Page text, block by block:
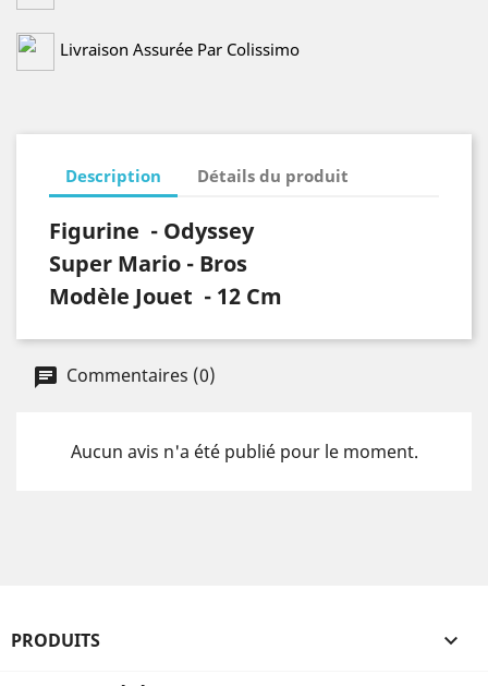
Livraison Assurée Par Colissimo
Description Détails du produit
Figurine - Odyssey
Super Mario - Bros
Modèle Jouet - 12 Cm
Commentaires (0)
Aucun avis n'a été publié pour le moment.
PRODUITS 